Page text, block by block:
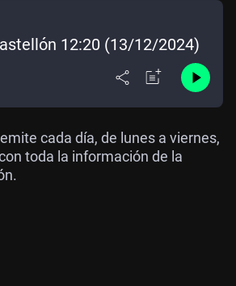
12:20 (13/12/2024)
cada día, de lunes a viernes,
toda la información de la